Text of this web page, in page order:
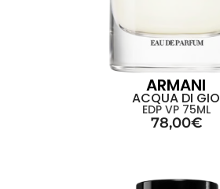
ARMANI
ACQUA DI GIO
EDP VP 75ML
78,00€